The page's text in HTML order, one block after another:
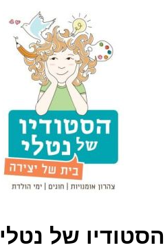
הסטודיו של נטלי